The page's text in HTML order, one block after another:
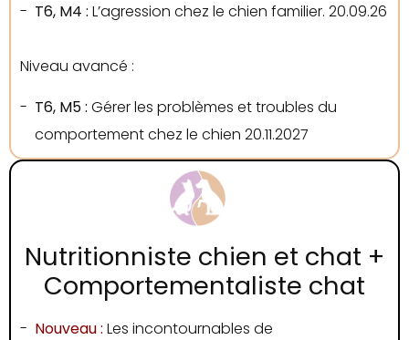
T6, M4 : L’agression chez le chien familier. 20.09.26
Niveau avancé :
T6, M5 : Gérer les problèmes et troubles du
comportement chez le chien 20.11.2027
Nutritionniste chien et chat +
Comportementaliste chat
Nouveau : Les incontournables de